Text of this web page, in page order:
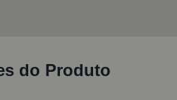
do Produto